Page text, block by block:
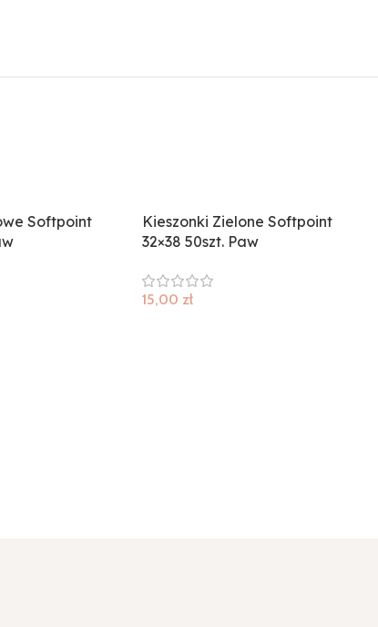
Softpoint
Kieszonki Zielone Softpoint
32×38 50szt. Paw
15,00 zł